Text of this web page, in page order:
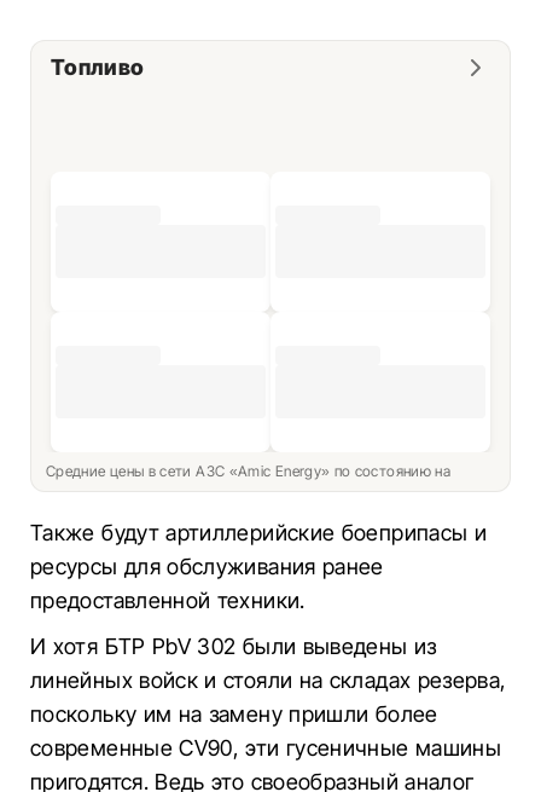
Топливо
Средние цены в сети АЗС «Amic Energy» по состоянию на
Также будут артиллерийские боеприпасы и
ресурсы для обслуживания ранее
предоставленной техники.
И хотя БТР PbV 302 были выведены из
линейных войск и стояли на складах резерва,
поскольку им на замену пришли более
современные CV90, эти гусеничные машины
пригодятся. Ведь это своеобразный аналог